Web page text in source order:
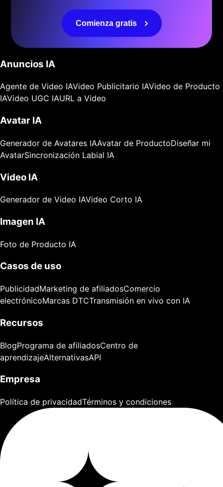
Comienza gratis
Anuncios IA
Agente de Video IAVideo Publicitario IAVideo de Producto
IAVideo UGC IAURL a Video
Avatar IA
Generador de Avatares IAAvatar de ProductoDiseñar mi
AvatarSincronización Labial IA
Video IA
Generador de Video IAVideo Corto IA
Imagen IA
Foto de Producto IA
Casos de uso
PublicidadMarketing de afiliadosComercio
electrónicoMarcas DTCTransmisión en vivo con IA
Recursos
BlogPrograma de afiliadosCentro de
aprendizajeAlternativasAPI
Empresa
Política de privacidadTérminos y condiciones